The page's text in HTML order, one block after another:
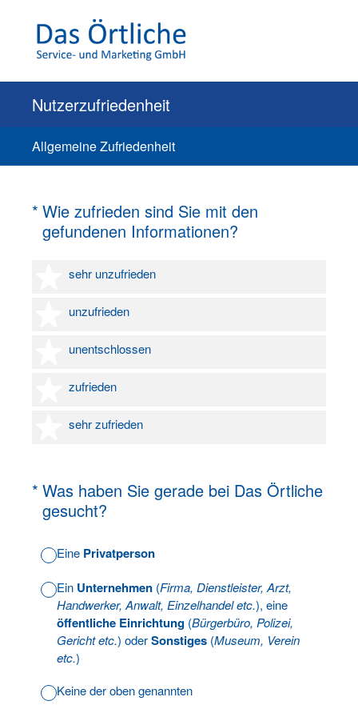
Nutzerzufriedenheit
Allgemeine Zufriedenheit
* Wie zufrieden sind Sie mit den
gefundenen Informationen?
(Erforderlich.)
sehr unzufrieden
1 Stern
unzufrieden
2 Sterne
unentschlossen
3 Sterne
zufrieden
4 Sterne
sehr zufrieden
5 Sterne
* Was haben Sie gerade bei Das Örtliche
gesucht?
(Erforderlich.)
Eine Privatperson
Ein Unternehmen (Firma, Dienstleister, Arzt,
Handwerker, Anwalt, Einzelhandel etc.), eine
öffentliche Einrichtung (Bürgerbüro, Polizei,
Gericht etc.) oderSonstiges (Museum, Verein
etc.)
Keine der oben genannten